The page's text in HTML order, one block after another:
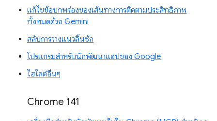
แก้ไขข้อบกพร่องของเส้นทางการติดตามประสิทธิภาพ
ทั้งหมดด้วย Gemini
สลับการวางแนวลิ้นชัก
โปรแกรมสำหรับนักพัฒนาแอปของ Google
ไฮไลต์อื่นๆ
Chrome 141